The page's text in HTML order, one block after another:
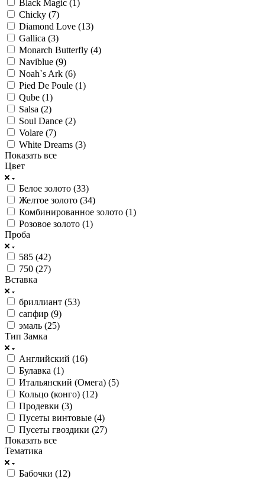
Black Magic (1 )
Chicky (7)
Diamond Love (13)
Gallica (3)
Monarch Butterfly (4)
Naviblue (9)
Noah`s Ark (6)
Pied De Poule (1)
Qube (1)
Salsa (2)
Soul Dance (2)
Volare (7)
White Dreams (3)
Показать все
Цвет
Белое золото (33)
Желтое золото (34)
Комбинированное золото (1)
Розовое золото (1)
Проба
585 (42)
750 (27)
Вставка
бриллиант (53)
сапфир (9)
эмаль (25)
Тип Замка
Английский (16)
Булавка (1)
Итальянский (Омега) (5)
Кольцо (конго) (12)
Продевки (3)
Пусеты винтовые (4)
Пусеты гвоздики (27)
Показать все
Тематика
Бабочки (12)